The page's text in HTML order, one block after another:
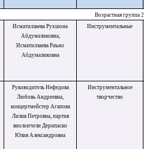
Возрастная группа
Исматиллаева Рухшона
Абдумаликовна,
Исматиллаева Раъно
Абдумаликовна
Инструментальные
Руководитель Нефедова
Любовь Андреевна,
концертмейстер Агапова
Лилия Петровна, партия
виолончели Дерипаско
Юлия Александровна
Инструментальное
творчество